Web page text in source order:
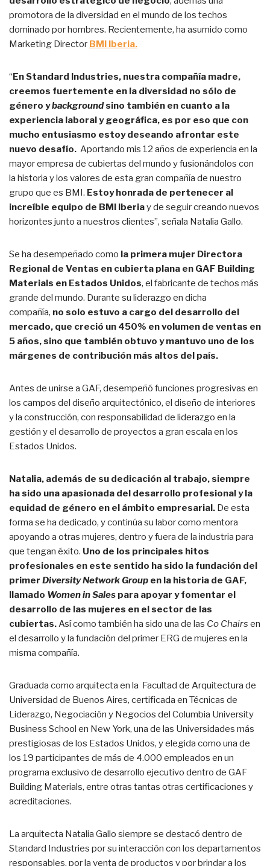
promotora de la diversidad en el mundo de los techos
dominado por hombres. Recientemente, ha asumido como
Marketing Director BMI Iberia.
“En Standard Industries, nuestra compañía madre,
creemos fuertemente en la diversidad no sólo de
género ybackgroundsino también en cuanto a la
experiencia laboral y geográfica, es por eso que con
mucho entusiasmo estoy deseando afrontar este
nuevo desafío. Aportando mis 12 años de experiencia en la
mayor empresa de cubiertas del mundo y fusionándolos con
la historia y los valores de esta gran compañía de nuestro
grupo que es BMI. Estoy honrada de pertenecer al
increíble equipo de BMI Iberiay de seguir creando nuevos
horizontes junto a nuestros clientes”, señala Natalia Gallo.
Se ha desempeñado como la primera mujer Directora
Regional de Ventas en cubierta plana en GAF Building
Materials en Estados Unidos, el fabricante de techos más
grande del mundo. Durante su liderazgo en dicha
compañía, no solo estuvo a cargo del desarrollo del
mercado, que creció un 450% en volumen de ventas en
5 años, sino que también obtuvo y mantuvo uno de los
márgenes de contribución más altos del país.
Antes de unirse a GAF, desempeñó funciones progresivas en
los campos del diseño arquitectónico, el diseño de interiores
y la construcción, con responsabilidad de liderazgo en la
gestión y el desarrollo de proyectos a gran escala en los
Estados Unidos.
Natalia, además de su dedicación al trabajo, siempre
ha sido una apasionada del desarrollo profesional y la
equidad de género en el ámbito empresarial. De esta
forma se ha dedicado, y continúa su labor como mentora
apoyando a otras mujeres, dentro y fuera de la industria para
que tengan éxito. Uno de los principales hitos
profesionales en este sentido ha sido la fundación del
primer Diversity Network Group en la historia de GAF,
llamado Women in Sales para apoyar y fomentar el
desarrollo de las mujeres en el sector de las
cubiertas.Así como también ha sido una de las Co Chairs en
el desarrollo y la fundación del primer ERG de mujeres en la
misma compañía.
Graduada como arquitecta en la Facultad de Arquitectura de
Universidad de Buenos Aires, certificada en Técnicas de
Liderazgo, Negociación y Negocios del Columbia University
Business School en New York, una de las Universidades más
prestigiosas de los Estados Unidos, y elegida como una de
los 19 participantes de más de 4.000 empleados en un
programa exclusivo de desarrollo ejecutivo dentro de GAF
Building Materials, entre otras tantas otras certificaciones y
acreditaciones.
La arquitecta Natalia Gallo siempre se destacó dentro de
Standard Industries por su interacción con los departamentos
responsables, por la venta de productos y por brindar a los